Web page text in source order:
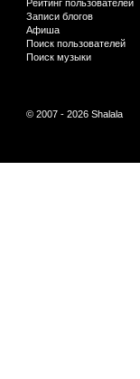
Рейтинг пользователей
Записи блогов
Афиша
Поиск пользователей
Поиск музыки
© 2007 - 2026 Shalala